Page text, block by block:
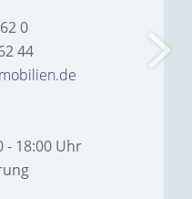
0
44
- 18:00 Uhr